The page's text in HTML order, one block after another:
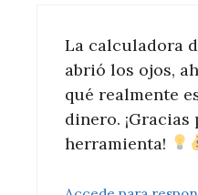
La calculadora
abrió los ojos,
qué realmente
dinero. ¡Gracias
herramienta!